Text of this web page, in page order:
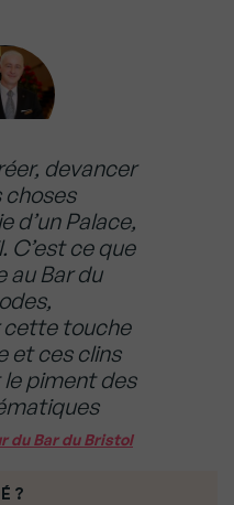
devancer
choses
d’un Palace,
C’est ce que
au Bar du
touche
et ces clins
piment des
du Bar du Bristol
?